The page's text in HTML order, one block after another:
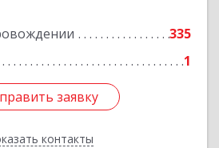
335
1
заявку
контакты
заявку
Назад